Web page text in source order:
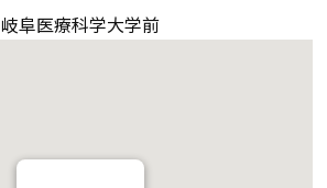
岐阜医療科学大学前